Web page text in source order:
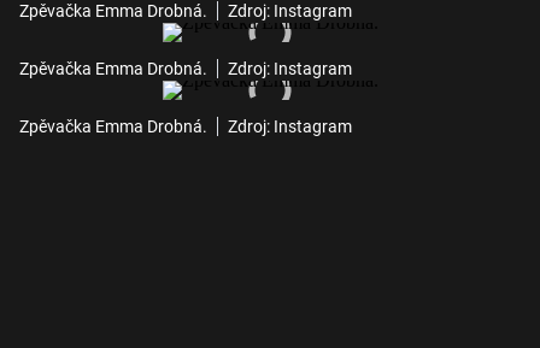
Zpěvačka Emma Drobná. Zdroj: Instagram
Zpěvačka Emma Drobná. Zdroj: Instagram
Zpěvačka Emma Drobná. Zdroj: Instagram